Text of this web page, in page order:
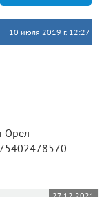
10 июля 2019 г. 12:27